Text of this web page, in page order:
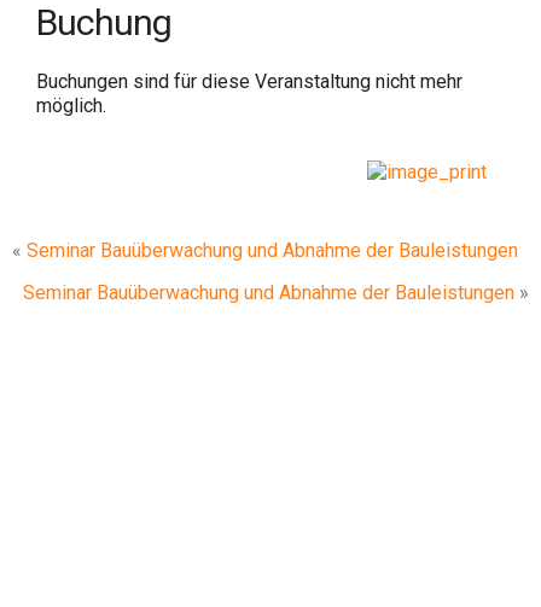
Buchung
Buchungen sind für diese Veranstaltung nicht mehr
möglich.
« Seminar Bauüberwachung und Abnahme der Bauleistungen
Seminar Bauüberwachung und Abnahme der Bauleistungen »